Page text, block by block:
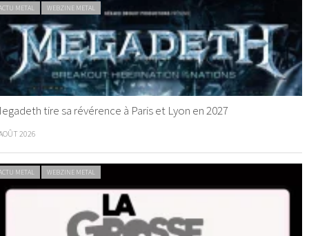
METAL WEBZINE METAL
tire sa révérence à Paris et Lyon en 2027
2026
METAL WEBZINE METAL